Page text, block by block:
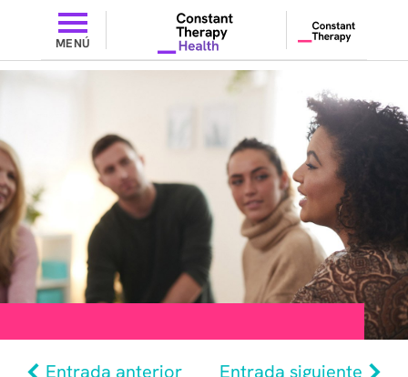
MENÚ
Entrada anterior
Entrada siguiente